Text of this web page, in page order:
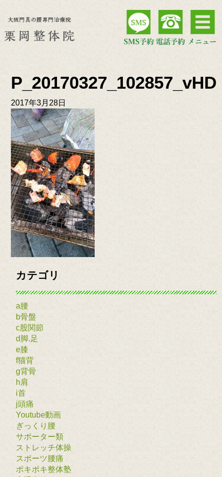
2017年3月28日
カテゴリ
a腰
b骨盤
c股関節
d脚.足
e膝
f猫背
g背骨
h肩
i首
j頭痛
Youtube動画
ぎっくり腰
サポーター類
ストレッチ体操
スポーツ腰痛
ポキポキ整体塾